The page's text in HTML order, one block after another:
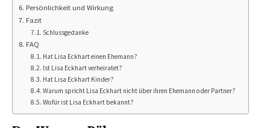
Persönlichkeit und Wirkung
Fazit
Schlussgedanke
FAQ
Hat Lisa Eckhart einen Ehemann?
Ist Lisa Eckhart verheiratet?
Hat Lisa Eckhart Kinder?
Warum spricht Lisa Eckhart nicht über ihren Ehemann oder Partner?
Wofür ist Lisa Eckhart bekannt?